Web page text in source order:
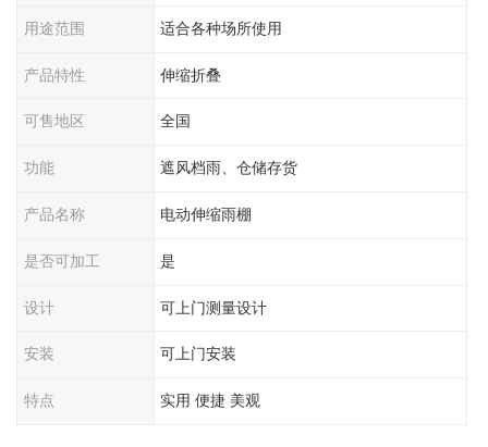
用途范围 适合各种场所使用
产品特性 伸缩折叠
可售地区 全国
功能 遮风档雨、仓储存货
产品名称 电动伸缩雨棚
是否可加工 是
设计 可上门测量设计
安装 可上门安装
特点 实用 便捷 美观